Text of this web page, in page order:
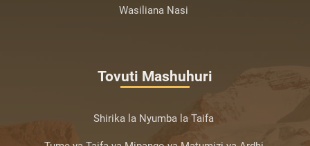
Wasiliana Nasi
Tovuti Mashuhuri
Shirika la Nyumba la Taifa